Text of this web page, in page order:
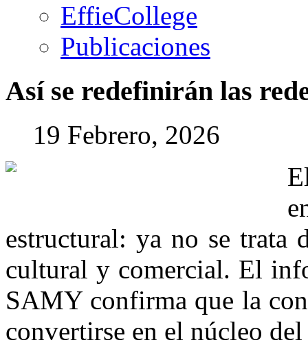
EffieCollege
Publicaciones
Así se redefinirán las
19 Febrero, 2026
estructural: ya no se trata
cultural y comercial. El
SAMY confirma que la
convertirse en el núcleo